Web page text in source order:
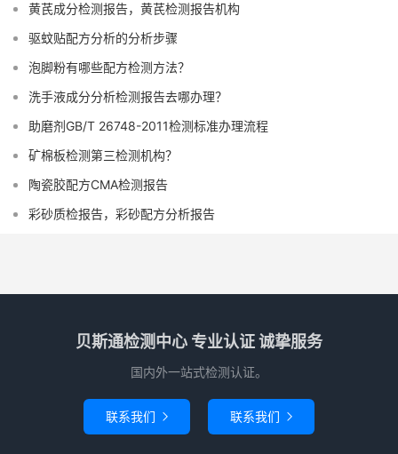
黄芪成分检测报告，黄芪检测报告机构
驱蚊贴配方分析的分析步骤
泡脚粉有哪些配方检测方法？
洗手液成分分析检测报告去哪办理？
助磨剂GB/T 26748-2011检测标准办理流程
矿棉板检测第三检测机构？
陶瓷胶配方CMA检测报告
彩砂质检报告，彩砂配方分析报告
贝斯通检测中心 专业认证 诚挚服务
国内外一站式检测认证。
联系我们  联系我们 